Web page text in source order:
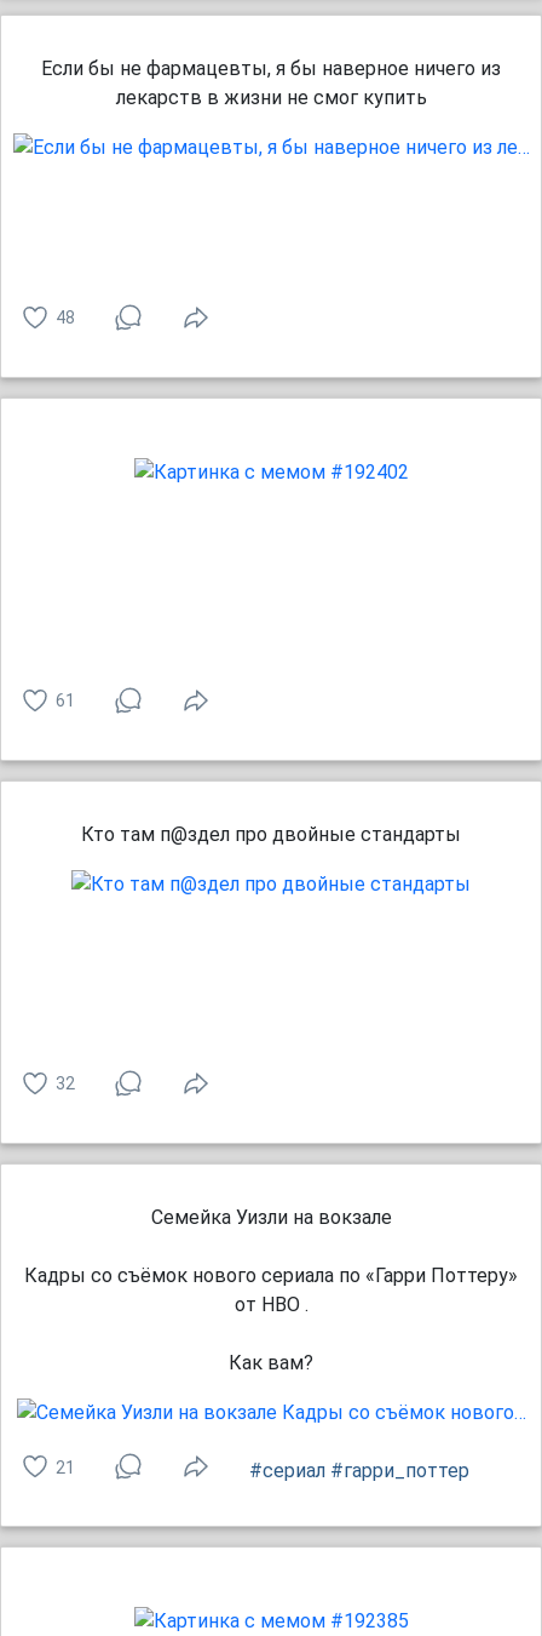
Если бы не фармацевты, я бы наверное ничего из
лекарств в жизни не смог купить
48
61
Кто там п@здел про двойные стандарты
32
Семейка Уизли на вокзале
Кадры со съёмок нового сериала по «Гарри Поттеру»
от HBO .
Как вам?
21 #сериал #гарри_поттер